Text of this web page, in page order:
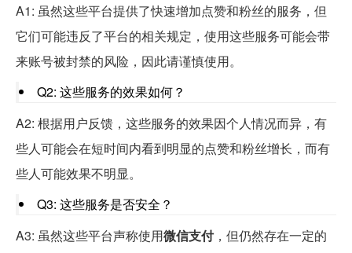
A1: 虽然这些平台提供了快速增加点赞和粉丝的服务，但
它们可能违反了平台的相关规定，使用这些服务可能会带
来账号被封禁的风险，因此请谨慎使用。
Q2: 这些服务的效果如何？
A2: 根据用户反馈，这些服务的效果因个人情况而异，有
些人可能会在短时间内看到明显的点赞和粉丝增长，而有
些人可能效果不明显。
Q3: 这些服务是否安全？
A3: 虽然这些平台声称使用微信支付，但仍然存在一定的